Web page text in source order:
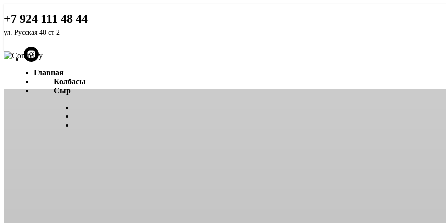
+7 924 111 48 44
ул. Русская 40 ст 2
Главная
Колбасы
Сыр